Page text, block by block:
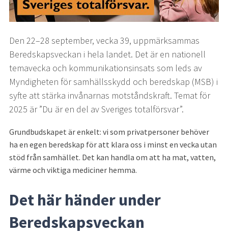
Den 22–28 september, vecka 39, uppmärksammas
Beredskapsveckan i hela landet. Det är en nationell
temavecka och kommunikationsinsats som leds av
Myndigheten för samhällsskydd och beredskap (MSB) i
syfte att stärka invånarnas motståndskraft. Temat för
2025 är ”Du är en del av Sveriges totalförsvar”.
Grundbudskapet är enkelt: vi som privatpersoner behöver
ha en egen beredskap för att klara oss i minst en vecka utan
stöd från samhället. Det kan handla om att ha mat, vatten,
värme och viktiga mediciner hemma.
Det här händer under
Beredskapsveckan